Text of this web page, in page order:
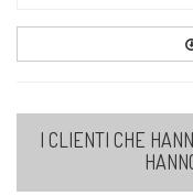
I CLIENTI CHE